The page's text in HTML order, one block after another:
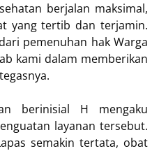
berjalan maksimal,
yang tertib dan terjamin.
pemenuhan hak Warga
kami dalam memberikan
berinisial H mengaku
layanan tersebut.
semakin tertata, obat